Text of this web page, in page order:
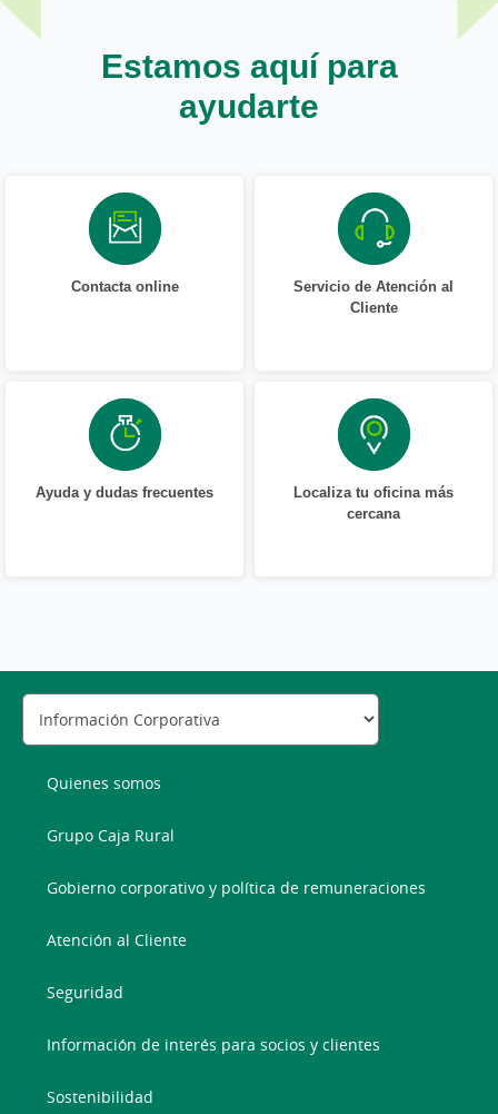
Estamos aquí para
ayudarte
Contacta online
Servicio de Atención al
Cliente
Ayuda y dudas frecuentes
Localiza tu oficina más
cercana
Quienes somos
Grupo Caja Rural
Gobierno corporativo y política de remuneraciones
Atención al Cliente
Seguridad
Información de interés para socios y clientes
Sostenibilidad